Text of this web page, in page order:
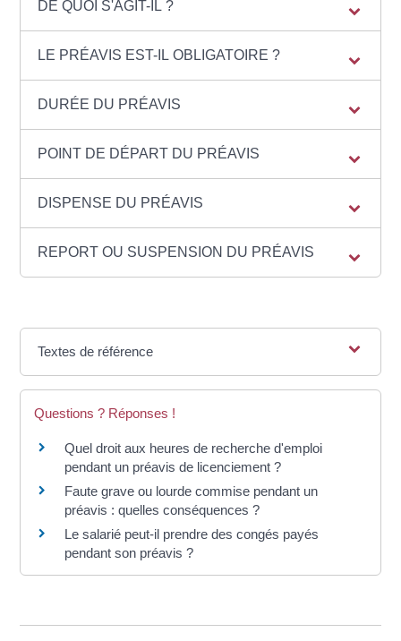
DE QUOI S'AGIT-IL ?
LE PRÉAVIS EST-IL OBLIGATOIRE ?
DURÉE DU PRÉAVIS
POINT DE DÉPART DU PRÉAVIS
DISPENSE DU PRÉAVIS
REPORT OU SUSPENSION DU PRÉAVIS
Textes de référence
Questions ? Réponses !
Quel droit aux heures de recherche d'emploi
pendant un préavis de licenciement ?
Faute grave ou lourde commise pendant un
préavis : quelles conséquences ?
Le salarié peut-il prendre des congés payés
pendant son préavis ?